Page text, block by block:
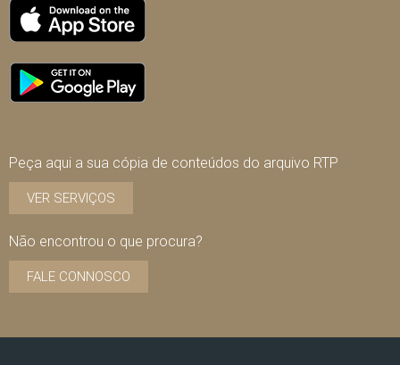
Peça aqui a sua cópia de conteúdos do arquivo RTP
VER SERVIÇOS
Não encontrou o que procura?
FALE CONNOSCO